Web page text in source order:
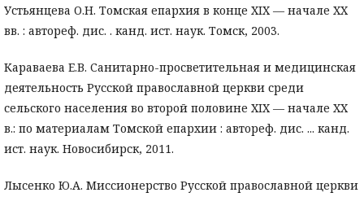
Устьянцева О.Н. Томская епархия в конце XIX — начале XX
вв. : автореф. дис. . канд. ист. наук. Томск, 2003.
Караваева Е.В. Санитарно-просветительная и медицинская
деятельность Русской православной церкви среди
сельского населения во второй половине XIX — начале XX
в.: по материалам Томской епархии : автореф. дис. ... канд.
ист. наук. Новосибирск, 2011.
Лысенко Ю.А. Миссионерство Русской православной церкви